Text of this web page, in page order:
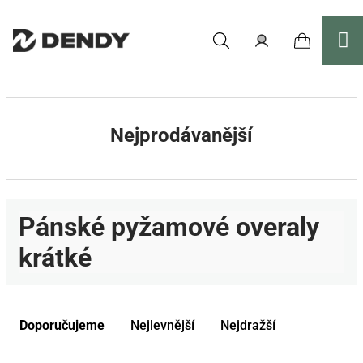
obsah
Nákupní
Nejprodávanější
Pánské pyžamové overaly
krátké
Doporučujeme Nejlevnější Nejdražší